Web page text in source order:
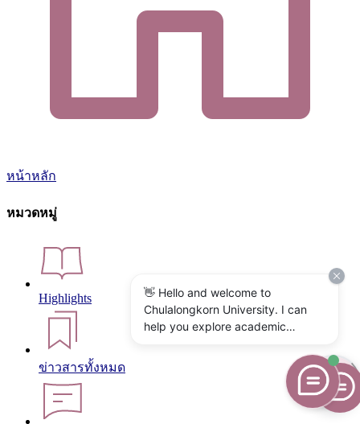
หน้าหลัก
หมวดหมู่
Highlights
ข่าวสารทั้งหมด
👋 Hello and welcome to
Chulalongkorn University. I can
help you explore academic